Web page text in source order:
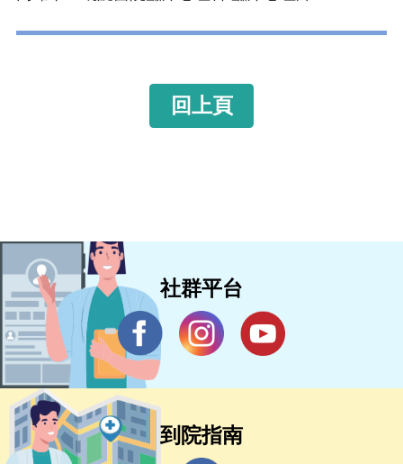
回上頁
社群平台
到院指南